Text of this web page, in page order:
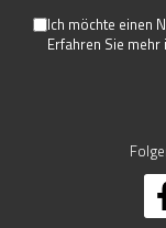
Ich möchte einen
Erfahren Sie mehr